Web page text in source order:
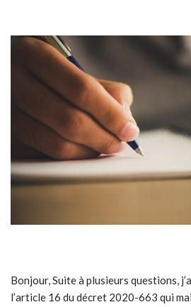
Bonjour, Suite à plusieurs questions,
l’article 16 du décret 2020-663 qui